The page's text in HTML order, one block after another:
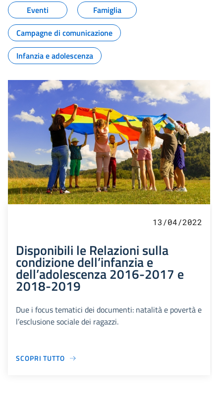
Eventi
Famiglia
Campagne di comunicazione
Infanzia e adolescenza
13/04/2022
Disponibili le Relazioni sulla
condizione dell’infanzia e
dell’adolescenza 2016-2017 e
2018-2019
Due i focus tematici dei documenti: natalità e povertà e
l’esclusione sociale dei ragazzi.
SCOPRI TUTTO